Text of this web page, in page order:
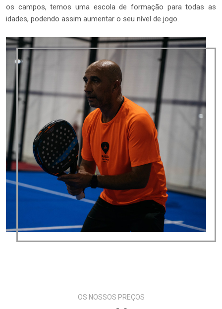
os campos, temos uma escola de formação para todas as
idades, podendo assim aumentar o seu nível de jogo.
OS NOSSOS PREÇOS